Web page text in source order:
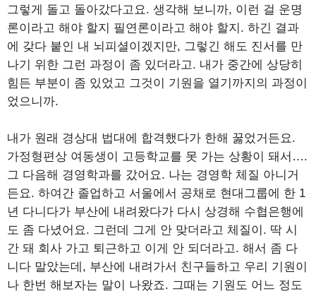
그렇게 돌고 돌아갔다고요. 생각해 보니까, 이런 걸 운명
론이라고 해야 할지 필연론이라고 해야 할지. 하긴 결과
에 갖다 붙인 내 뇌피셜이겠지만, 그렇긴 해도 진서를 만
나기 위한 그런 과정이 좀 있더라고. 내가 중간에 상당히
힘든 부분이 좀 있었고 그것이 기원을 열기까지의 과정이
었으니까.
내가 원래 경상대 법대에 합격했다가 한해 꿇었거든요.
가정형편상 여동생이 고등학교를 못 가는 상황이 돼서….
그 다음해 경영학과를 갔어요. 나는 경영학 체질 아니거
든요. 하여간 졸업하고 서울에서 공채로 현대그룹에 한 1
년 다니다가 부산에 내려왔다가 다시 상경해 수협은행에
도 좀 다녔어요. 그런데 그게 안 맞더라고 체질이. 딱 시
간 돼 회사 가고 퇴근하고 이게 안 되더라고. 해서 좀 다
니다 말았는데, 부산에 내려가서 친구들하고 우리 기원이
나 한번 해보자는 말이 나왔죠. 그때는 기원도 어느 정도